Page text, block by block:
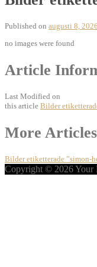
Published on augusti 8, 2026
no images were found
Article
Last Modified on
this article Bilder
Post
navigation
More Articles
Bilder etiketterade ”simon-
Copyright © 2026 Your